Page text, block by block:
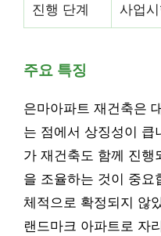
진행 단계 사업
주요 특징
은마아파트 재건축은
는 점에서 상징성이 큽
가 재건축도 함께 진행
을 조율하는 것이 중요
체적으로 확정되지 않
랜드마크 아파트로 자